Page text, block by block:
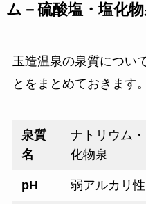
ム－硫酸塩・塩化物
玉造温泉の泉質につい
とをまとめておきます。
泉質
名
ナトリウム
化物泉
pH 弱アルカリ性